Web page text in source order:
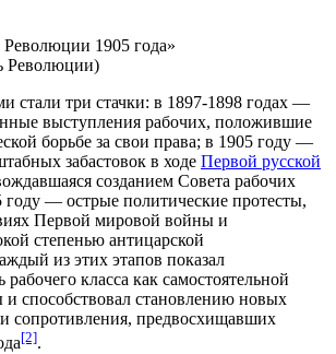
1905 года»
Революции)
стали три стачки: в 1897-1898 годах —
выступления рабочих, положившие
борьбе за свои права; в 1905 году —
забастовок в ходе Первой русской
созданием Совета рабочих
году — острые политические протесты,
Первой мировой войны и
степенью антицарской
из этих этапов показал
класса как самостоятельной
и способствовал становлению новых
сопротивления, предвосхищавших
[2].